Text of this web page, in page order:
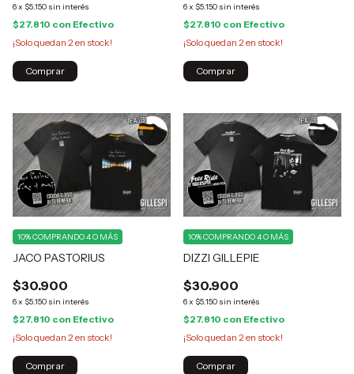
6x $5.150 sin interés
$27.810 con Efectivo
¡Solo quedan 2 en stock!
Comprar
6x $5.150 sin interés
$27.810 con Efectivo
¡Solo quedan 2 en stock!
Comprar
JACO PASTORIUS
$30.900
6x $5.150 sin interés
10%COMPRANDO 4 O MÁS
$27.810 con Efectivo
¡Solo quedan 2en stock!
Comprar
DIZZI GILLEPIE
$30.900
6x $5.150 sin interés
10%COMPRANDO 4 O MÁS
$27.810 con Efectivo
¡Solo quedan 2en stock!
Comprar